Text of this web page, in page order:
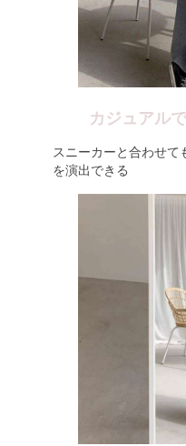
カジュアル
スニーカーと合わせて
を演出できる